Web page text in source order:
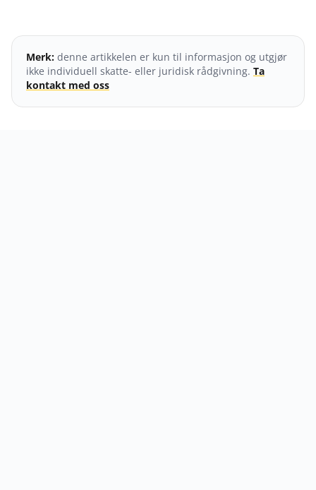
Merk: denne artikkelen er kun til informasjon og utgjør
ikke individuell skatte- eller juridisk rådgivning. Ta
kontakt med oss